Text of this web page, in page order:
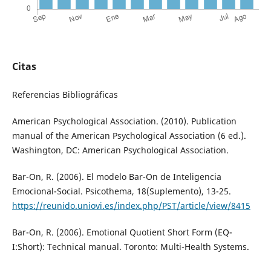
Citas
Referencias Bibliográficas
American Psychological Association. (2010). Publication
manual of the American Psychological Association (6 ed.).
Washington, DC: American Psychological Association.
Bar-On, R. (2006). El modelo Bar-On de Inteligencia
Emocional-Social. Psicothema, 18(Suplemento), 13-25.
https://reunido.uniovi.es/index.php/PST/article/view/8415
Bar-On, R. (2006). Emotional Quotient Short Form (EQ-
I:Short): Technical manual. Toronto: Multi-Health Systems.